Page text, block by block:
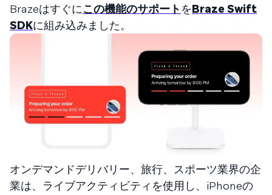
Brazeはすぐにこの機能のサポート をBraze Swift
SDKに組み込みました。
オンデマンドデリバリー、旅行、スポーツ業界の企
業は、ライブアクティビティを使用し、iPhoneの